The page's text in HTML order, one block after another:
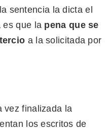
sentencia la dicta el
es que la pena que se
a la solicitada por
vez finalizada la
los escritos de